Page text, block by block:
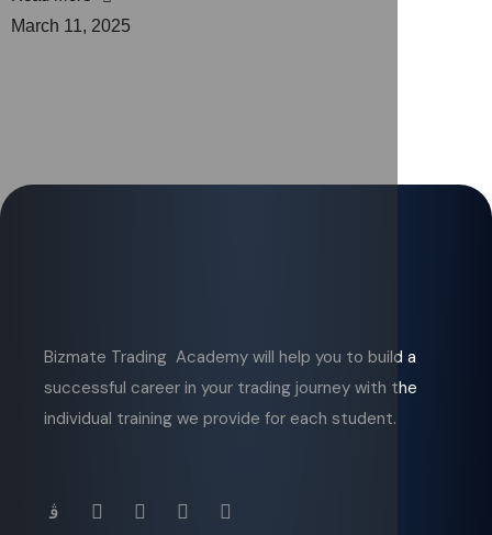
March 11, 2025
Bizmate Trading Academy will help you to build a
successful career in your trading journey with the
individual training we provide for each student.